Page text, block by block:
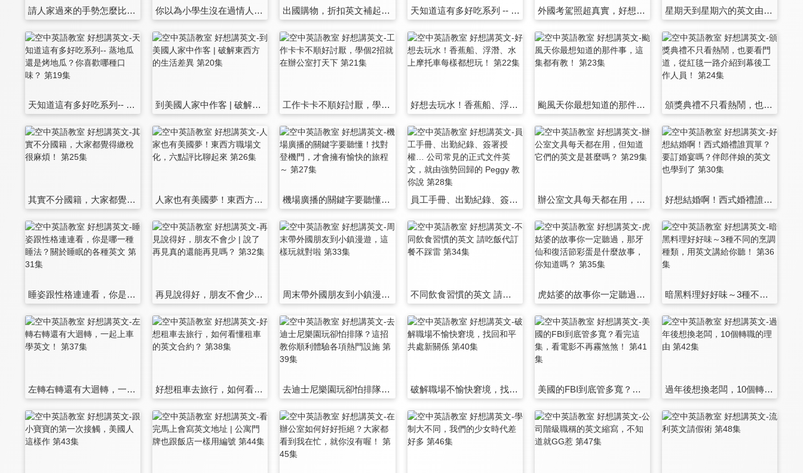
請人家過來的手勢怎麼比？排不排隊這種事？東西方文化真不同！ 第13集 你以為小學生沒在過情人節的嗎？快來了解一下 第14集 出國購物，折扣英文補起來！秒懂各種出清特價的超實用英文！ 第15集 天知道這有多好吃系列 -- 用英文跟外國人形容台灣的小吃 第16集 外國考駕照超真實，好想上路去兜風 第17集 星期天到星期六的英文由來 之 古時候在取名的人會不會太隨興了？ 第18集
天知道這有多好吃系列-- 蒸地瓜還是烤地瓜？你喜歡哪種口味？ 第19集 到美國人家中作客 | 破解東西方的生活差異 第20集 工作卡卡不順好討厭，學個2招就在辦公室打天下 第21集 好想去玩水！香蕉船、浮潛、水上摩托車每樣都想玩！ 第22集 颱風天你最想知道的那件事，這集都有教！ 第23集 頒獎典禮不只看熱鬧，也要看門道，從紅毯一路介紹到幕後工作人員！ 第24集
其實不分國籍，大家都覺得繳稅很麻煩！ 第25集 人家也有美國夢！東西方職場文化，六點評比聊起來 第26集 機場廣播的關鍵字要聽懂！找對登機門，才會擁有愉快的旅程～ 第27集 員工手冊、出勤紀錄、簽署授權… 公司常見的正式文件英文，就由強勢回歸的 Peggy 教你說 第28集 辦公室文具每天都在用，但知道它們的英文是甚麼嗎？ 第29集 好想結婚啊！西式婚禮誰買單？要訂婚宴嗎？伴郎伴娘的英文也學到了 第30集
睡姿跟性格連連看，你是哪一種睡法？關於睡眠的各種英文 第31集 再見說得好，朋友不會少 | 說了再見真的還能再見嗎？ 第32集 周末帶外國朋友到小鎮漫遊，這樣玩就對啦 第33集 不同飲食習慣的英文 請吃飯代訂餐不踩雷 第34集 虎姑婆的故事你一定聽過，那牙仙和復活節彩蛋是什麼故事，你知道嗎？ 第35集 暗黑料理好好味～3種不同的烹調種類，用英文講給你聽！ 第36集
左轉右轉還有大迴轉，一起上車學英文！ 第37集 好想租車去旅行，如何看懂租車的英文合約？ 第38集 去迪士尼樂園玩卻怕排隊？這招教你順利體驗各項熱門設施 第39集 破解職場不愉快窘境，找回和平共處新關係 第40集 美國的FBI到底管多寬？看完這集，看電影不再霧煞煞！ 第41集 過年後想換老闆，10個轉職的理由 第42集